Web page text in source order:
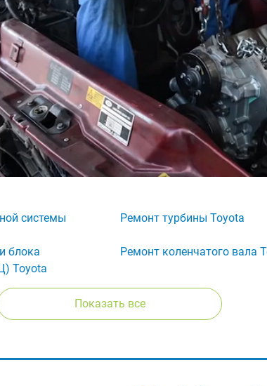
системы
Ремонт турбины Toyota
блока
Toyota
Ремонт коленчатого вала
Показать все